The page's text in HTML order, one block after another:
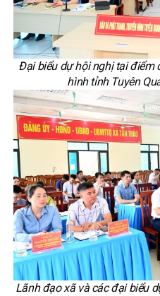
Đại biểu dự hội nghị tại điểm
hình tỉnh Tuyên
Lãnh đạo xã và các đại biểu